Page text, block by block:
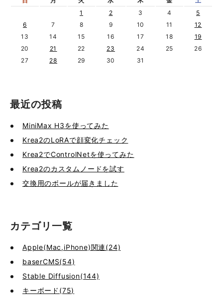
1
2 3 4
5
6
7 8 9 10 11
12
13
14 15 16 17 18
19
20
21 22 23 24 25
26
27
28 29 30 31
最近の投稿
MiniMax H3を使ってみた
Krea2のLoRAで顔変化チェック
Krea2でControlNetを使ってみた
Krea2のカスタムノードを試す
交換用のボールが届きました
カテゴリ一覧
Apple(Mac,iPhone)関連(24)
baserCMS(54)
Stable Diffusion(144)
キーボード(75)